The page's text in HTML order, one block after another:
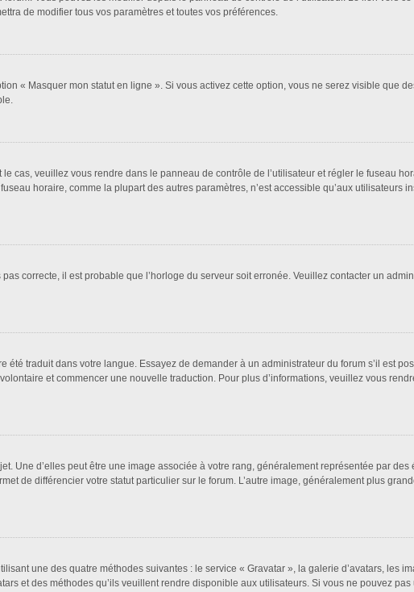
de modifier tous vos paramètres et toutes vos préférences.
« Masquer mon statut en ligne ». Si vous activez cette option, vous ne serez visible que
cas, veuillez vous rendre dans le panneau de contrôle de l’utilisateur et régler le fuseau
horaire, comme la plupart des autres paramètres, n’est accessible qu’aux utilisateurs
correcte, il est probable que l’horloge du serveur soit erronée. Veuillez contacter un
traduit dans votre langue. Essayez de demander à un administrateur du forum s’il est
et commencer une nouvelle traduction. Pour plus d’informations, veuillez vous
Une d’elles peut être une image associée à votre rang, généralement représentée par
de différencier votre statut particulier sur le forum. L’autre image, généralement plus
une des quatre méthodes suivantes : le service « Gravatar », la galerie d’avatars, les
et des méthodes qu’ils veuillent rendre disponible aux utilisateurs. Si vous ne pouvez pas